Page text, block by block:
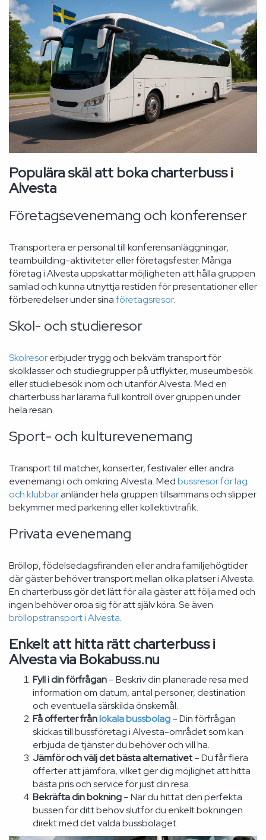
Populära skäl att boka charterbuss i
Alvesta
Företagsevenemang och konferenser
Transportera er personal till konferensanläggningar,
teambuilding-aktiviteter eller företagsfester. Många
företag i Alvesta uppskattar möjligheten att hålla gruppen
samlad och kunna utnyttja restiden för presentationer eller
förberedelser under sinaföretagsresor.
Skol- och studieresor
Skolresorerbjuder trygg och bekväm transport för
skolklasser och studiegrupper på utflykter, museumbesök
eller studiebesök inom och utanför Alvesta. Med en
charterbuss har lärarna full kontroll över gruppen under
hela resan.
Sport- och kulturevenemang
Transport till matcher, konserter, festivaler eller andra
evenemang i och omkring Alvesta. Medbussresor för lag
och klubbaranländer hela gruppen tillsammans och slipper
bekymmer med parkering eller kollektivtrafik.
Privata evenemang
Bröllop, födelsedagsfiranden eller andra familjehögtider
där gäster behöver transport mellan olika platser i Alvesta.
En charterbuss gör det lätt för alla gäster att följa med och
ingen behöver oroa sig för att själv köra. Se även
bröllopstransport i Alvesta.
Enkelt att hitta rätt charterbuss i
Alvesta via Bokabuss.nu
Fyll i din förfrågan– Beskriv din planerade resa med
information om datum, antal personer, destination
och eventuella särskilda önskemål.
Få offerter frånlokala bussbolag– Din förfrågan
skickas till bussföretag i Alvesta-området som kan
erbjuda de tjänster du behöver och vill ha.
Jämför och välj det bästa alternativet– Du får flera
offerter att jämföra, vilket ger dig möjlighet att hitta
bästa pris och service för just din resa.
Bekräfta din bokning– När du hittat den perfekta
bussen för ditt behov slutför du enkelt bokningen
direkt med det valda bussbolaget.